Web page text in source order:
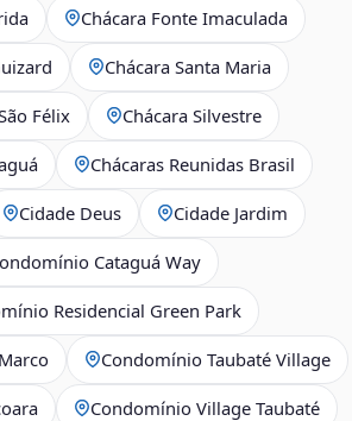
Chácara Fonte Imaculada
Chácara Santa Maria
Félix Chácara Silvestre
Chácaras Reunidas Brasil
Cidade Deus Cidade Jardim
Cataguá Way
Residencial Green Park
Condomínio Taubaté Village
Condomínio Village Taubaté